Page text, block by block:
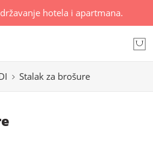
hotela i apartmana.
Stalak za brošure